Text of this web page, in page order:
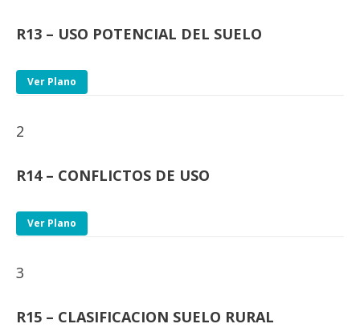
R13 – USO POTENCIAL DEL SUELO
Ver Plano
2
R14 – CONFLICTOS DE USO
Ver Plano
3
R15 – CLASIFICACION SUELO RURAL